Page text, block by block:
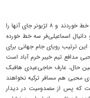
بر این اساس از لیست ۳۱ نفره بازیکنان داخلی ۹ نفر خط خوردند و ۸ لژیونر جای آنها را
اسماعیلی‌فر سه خط خورده
این ترتیب رویای جام جهانی برای
مدافع تیم خیبر خرم آباد است
حال، عارف حاجی‌عیدی هافبک
محبی هم مسافر ترکیه نخواهند
که پس از مصدومیت در دیدار